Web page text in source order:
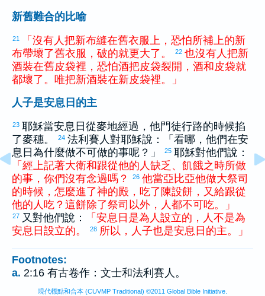
新舊難合的比喻
21 「 沒有 人 把新布縫在舊衣服 上 ， 恐怕所補 上的新
布帶壞了舊衣服 ， 破的就更大了 。 22 也沒有 人 把新
酒裝在舊皮袋裡 ， 恐怕酒把皮袋裂開 ， 酒和皮袋就
都壞了 。 唯把新酒裝在新皮袋裡。
」
人子是安息日的主
23 耶穌當安息日從麥地經過，他門徒行路的時候掐
了麥穗。
24 法利賽人對耶穌說：「看哪，他們在安
息日為什麼做不可做的事呢？」
25 耶穌對他們說：
「 經 上記著大衛和跟從他的 人 缺乏 、 飢餓之 時所做
的事 ， 你們沒有念過嗎 ？ 26 他當亞比亞他做大祭司
的時候 ， 怎麼進了神的殿 ， 吃了陳設餅 ， 又 給跟從
他的 人 吃 ？ 這餅除了祭司 以外 ， 人 都不可吃。 」
27 又對他們說： 「 安息日 是為 人 設立的 ， 人 不是為
安息日設立的。 28 所以 ， 人子也是安息日 的主。 」
Footnotes:
a. 2:16 有古卷作：文士和法利賽人。
現代標點和合本 (CUVMP Traditional) ©2011 Global Bible Initiative.